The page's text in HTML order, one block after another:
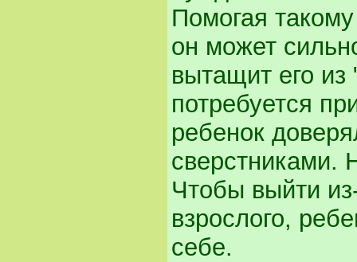
Помогая
он может
вытащит его
потребуется
ребенок
сверстниками.
Чтобы выйти
взрослого,
себе.